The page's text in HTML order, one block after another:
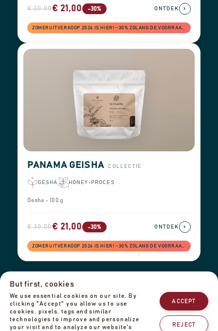
€ 30,00€ 21,00 -30%
ZOMERUITVERKOOP 2026 IS HIER! −30% ZOLANG DE VOORRAAD STREKT
ONTDEK ›
PANAMA GEISHA COLLECTIE
GESHA HONEY-PROCES
Gesha - 100 g
€ 30,00€ 21,00 -30%
ZOMERUITVERKOOP 2026 IS HIER! −30% ZOLANG DE VOORRAAD STREKT
ONTDEK ›
Verzendinformatie
Privacybeleid
Ons team Neem contact met ons op
But first, cookies
We use essential cookies on our site. By
clicking "Accept" you allow us to use
cookies, pixels, tags and similar
technologies to improve and personalize
your visit and to analyze our website's
ACCEPT
REJECT